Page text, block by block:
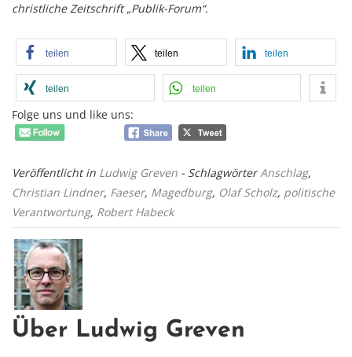
christliche Zeitschrift „Publik-Forum“.
teilen teilen teilen
teilen teilen
Folge uns und like uns:
Veröffentlicht in Ludwig Greven - SchlagwörterAnschlag,
Christian Lindner, Faeser, Magedburg, Olaf Scholz, politische
Verantwortung, Robert Habeck
Über Ludwig Greven